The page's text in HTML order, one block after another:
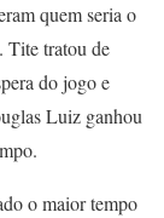
quem seria o
Tite tratou de
do jogo e
Luiz ganhou
o maior tempo